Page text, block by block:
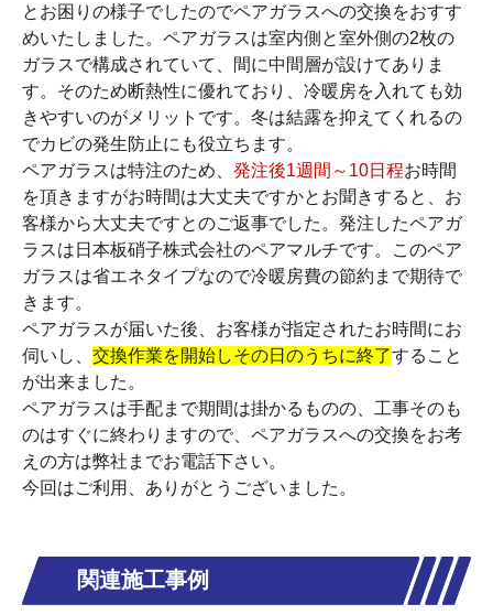
とお困りの様子でしたのでペアガラスへの交換をおすす
めいたしました。ペアガラスは室内側と室外側の2枚の
ガラスで構成されていて、間に中間層が設けてありま
す。そのため断熱性に優れており、冷暖房を入れても効
きやすいのがメリットです。冬は結露を抑えてくれるの
でカビの発生防止にも役立ちます。
ペアガラスは特注のため、 発注後1週間～10日程お時間
を頂きますがお時間は大丈夫ですかとお聞きすると、お
客様から大丈夫ですとのご返事でした。発注したペアガ
ラスは日本板硝子株式会社のペアマルチです。このペア
ガラスは省エネタイプなので冷暖房費の節約まで期待で
きます。
ペアガラスが届いた後、お客様が指定されたお時間にお
伺いし、 交換作業を開始しその日のうちに終了すること
が出来ました。
ペアガラスは手配まで期間は掛かるものの、工事そのも
のはすぐに終わりますので、ペアガラスへの交換をお考
えの方は弊社までお電話下さい。
今回はご利用、ありがとうございました。
関連施工事例